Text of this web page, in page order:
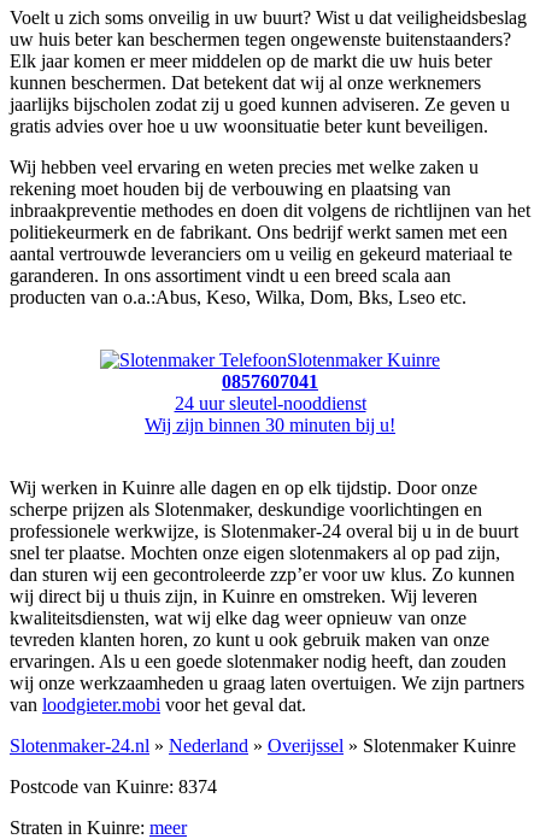
Voelt u zich soms onveilig in uw buurt? Wist u dat veiligheidsbeslag
uw huis beter kan beschermen tegen ongewenste buitenstaanders?
Elk jaar komen er meer middelen op de markt die uw huis beter
kunnen beschermen. Dat betekent dat wij al onze werknemers
jaarlijks bijscholen zodat zij u goed kunnen adviseren. Ze geven u
gratis advies over hoe u uw woonsituatie beter kunt beveiligen.
Wij hebben veel ervaring en weten precies met welke zaken u
rekening moet houden bij de verbouwing en plaatsing van
inbraakpreventie methodes en doen dit volgens de richtlijnen van het
politiekeurmerk en de fabrikant. Ons bedrijf werkt samen met een
aantal vertrouwde leveranciers om u veilig en gekeurd materiaal te
garanderen. In ons assortiment vindt u een breed scala aan
producten van o.a.:Abus, Keso, Wilka, Dom, Bks, Lseo etc.
Slotenmaker Kuinre
0857607041
24 uur sleutel-nooddienst
Wij zijn binnen 30 minuten bij u!
Wij werken in Kuinre alle dagen en op elk tijdstip. Door onze
scherpe prijzen als Slotenmaker, deskundige voorlichtingen en
professionele werkwijze, is Slotenmaker-24 overal bij u in de buurt
snel ter plaatse. Mochten onze eigen slotenmakers al op pad zijn,
dan sturen wij een gecontroleerde zzp’er voor uw klus. Zo kunnen
wij direct bij u thuis zijn, in Kuinre en omstreken. Wij leveren
kwaliteitsdiensten, wat wij elke dag weer opnieuw van onze
tevreden klanten horen, zo kunt u ook gebruik maken van onze
ervaringen. Als u een goede slotenmaker nodig heeft, dan zouden
wij onze werkzaamheden u graag laten overtuigen. We zijn partners
van loodgieter.mobi voor het geval dat.
Slotenmaker-24.nl » Nederland » Overijssel » Slotenmaker Kuinre
Postcode van Kuinre: 8374
Straten in Kuinre: meer